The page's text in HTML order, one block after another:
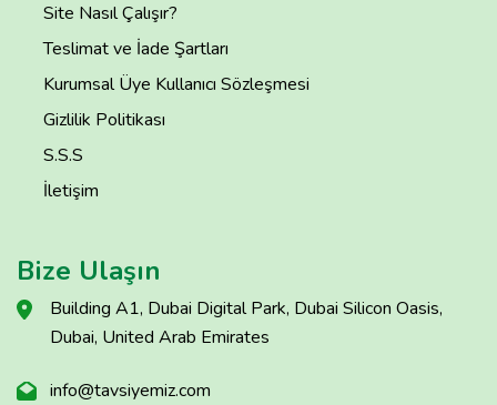
Site Nasıl Çalışır?
Teslimat ve İade Şartları
Kurumsal Üye Kullanıcı Sözleşmesi
Gizlilik Politikası
S.S.S
İletişim
Bize Ulaşın
Building A1, Dubai Digital Park, Dubai Silicon Oasis,
Dubai, United Arab Emirates
info@tavsiyemiz.com